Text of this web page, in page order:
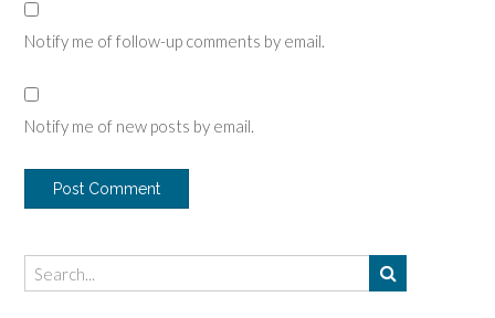
Notify me of follow-up comments by email.
Notify me of new posts by email.